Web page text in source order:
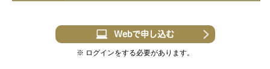
Webで申し込む
※ ログインをする必要があります。